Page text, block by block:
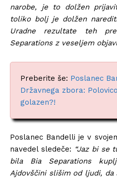
narobe, je to dolžen
toliko bolj je dolžen
Uradne rezultate teh
Separations z veseljem
Preberite še: Poslanec
Državnega zbora:
golazen?!
Poslanec Bandelli je v
navedel sledeče: “Jaz bi se
bila Bia Separations
Ajdovščini slišim od ljudi, da